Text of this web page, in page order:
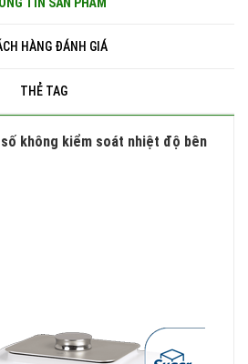
HÀNG ĐÁNH GIÁ
THẺ TAG
không kiểm soát nhiệt độ bên